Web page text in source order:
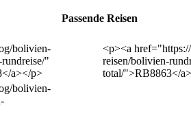
Passende Reisen
bolivien-
"
a></p>
<p><a
reisen/bolivien-
total/">RB8863</
bolivien-